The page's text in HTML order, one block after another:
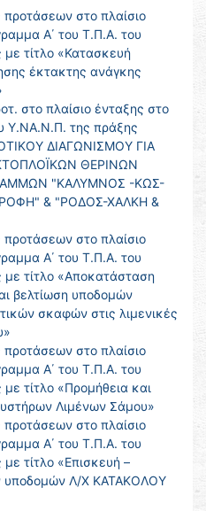
στο πλαίσιο
Α΄ του Τ.Π.Α. του
τίτλο «Κατασκευή
έκτακτης ανάγκης
στο πλαίσιο ένταξης στο
Υ.ΝΑ.Ν.Π. της πράξης
ΔΙΑΓΩΝΙΣΜΟΥ ΓΙΑ
ΘΕΡΙΝΩΝ
"ΚΑΛΥΜΝΟΣ -ΚΩΣ-
& "ΡΟΔΟΣ-ΧΑΛΚΗ &
στο πλαίσιο
Α΄ του Τ.Π.Α. του
τίτλο «Αποκατάσταση
βελτίωση υποδομών
σκαφών στις λιμενικές
στο πλαίσιο
Α΄ του Τ.Π.Α. του
τίτλο «Προμήθεια και
Λιμένων Σάμου»
στο πλαίσιο
Α΄ του Τ.Π.Α. του
τίτλο «Επισκευή –
υποδομών Λ/Χ ΚΑΤΑΚΟΛΟΥ